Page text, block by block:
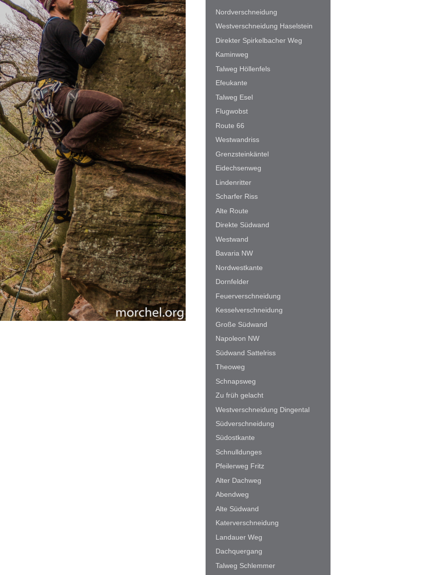
Nordverschneidung
Westverschneidung Haselstein
Direkter Spirkelbacher Weg
Kaminweg
Talweg Höllenfels
Efeukante
Talweg Esel
Flugwobst
Route 66
Westwandriss
Grenzsteinkäntel
Eidechsenweg
Lindenritter
Scharfer Riss
Alte Route
Direkte Südwand
Westwand
Bavaria NW
Nordwestkante
Dornfelder
Feuerverschneidung
Kesselverschneidung
Große Südwand
Napoleon NW
Südwand Sattelriss
Theoweg
Schnapsweg
Zu früh gelacht
Westverschneidung Dingental
Südverschneidung
Südostkante
Schnulldunges
Pfeilerweg Fritz
Alter Dachweg
Abendweg
Alte Südwand
Katerverschneidung
Landauer Weg
Dachquergang
Talweg Schlemmer